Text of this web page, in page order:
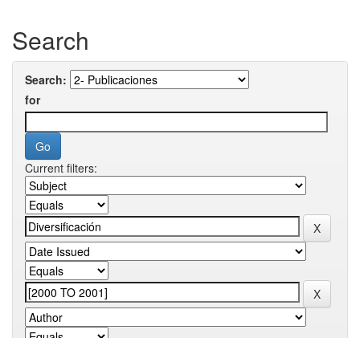
Search
Search:
for
Current filters: